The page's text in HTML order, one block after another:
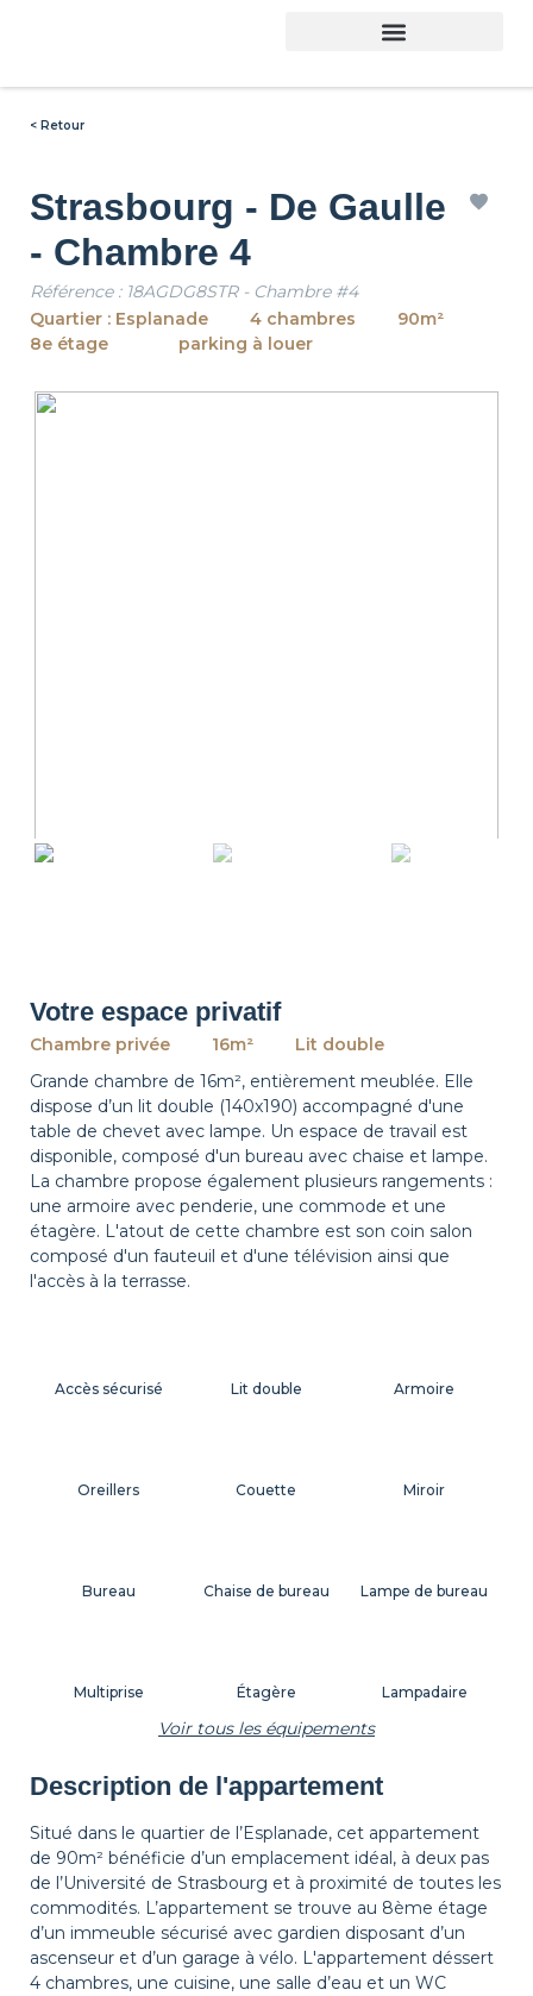
< Retour
Strasbourg - De Gaulle
- Chambre 4
Référence : 18AGDG8STR - Chambre #4
Quartier : Esplanade
4 chambres
90m²
8e étage
parking à louer
Votre espace privatif
Chambre privée 16m²
Lit double
Grande chambre de 16m², entièrement meublée. Elle
dispose d’un lit double (140x190) accompagné d'une
table de chevet avec lampe. Un espace de travail est
disponible, composé d'un bureau avec chaise et lampe.
La chambre propose également plusieurs rangements :
une armoire avec penderie, une commode et une
étagère. L'atout de cette chambre est son coin salon
composé d'un fauteuil et d'une télévision ainsi que
l'accès à la terrasse.
Lampe de bureau
Corbeille à papier
Cintres
Multiprise
Décorations
Lampadaire
Oreillers Couette
Bureau
Armoire
Étagère
Table de chevet Lampe de chevet
Tapis de sol
Miroir
Chaise de bureau
Accès sécurisé Lit double
Voir tous les équipements
Description de l'appartement
Situé dans le quartier de l’Esplanade, cet appartement
de 90m² bénéficie d’un emplacement idéal, à deux pas
de l’Université de Strasbourg et à proximité de toutes les
commodités. L’appartement se trouve au 8ème étage
d’un immeuble sécurisé avec gardien disposant d’un
ascenseur et d’un garage à vélo. L'appartement déssert
4 chambres, une cuisine, une salle d’eau et un WC